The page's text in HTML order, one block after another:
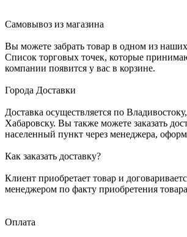
Самовывоз из магазина
Вы можете забрать товар в одном из
Список торговых точек, которые
компании появится у вас в корзине.
Города Доставки
Доставка осуществляется по
Хабаровску. Вы также можете заказать
населенный пункт через менеджера,
Как заказать доставку?
Клиент приобретает товар и
менеджером по факту приобретения
Оплата